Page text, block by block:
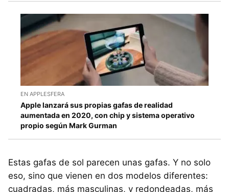
EN APPLESFERA
Apple lanzará sus propias gafas de realidad
aumentada en 2020, con chip y sistema operativo
propio según Mark Gurman
Estas gafas de sol parecen unas gafas. Y no solo
eso, sino que vienen en dos modelos diferentes:
cuadradas, más masculinas, y redondeadas, más